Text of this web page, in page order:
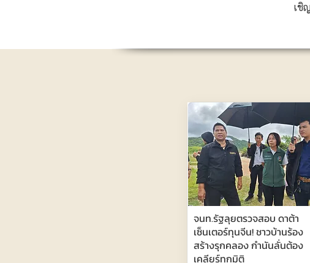
เชิ
จนท.รัฐลุยตรวจสอบ ดาต้า
เซ็นเตอร์ทุนจีน! ชาวบ้านร้อง
สร้างรุกคลอง กำนันลั่นต้อง
เคลียร์ทุกมิติ